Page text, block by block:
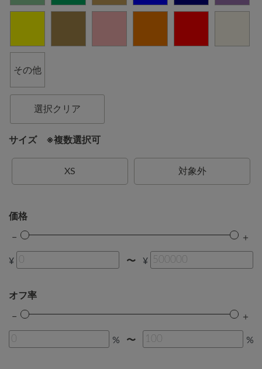
その他
選択クリア
サイズ ※複数選択可
XS 対象外
価格
¥ 〜 ¥
オフ率
% 〜 %